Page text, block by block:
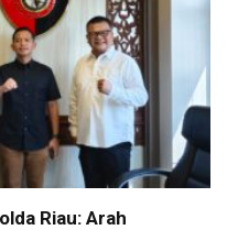
Riau: Arah